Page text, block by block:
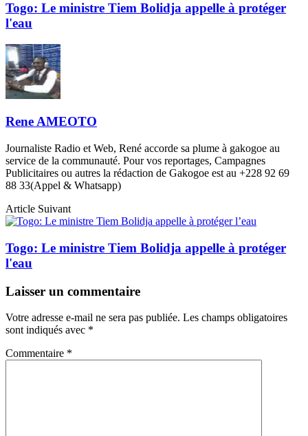
Togo: Le ministre Tiem Bolidja appelle à protéger
l'eau
Rene AMEOTO
Journaliste Radio et Web, René accorde sa plume à gakogoe au
service de la communauté. Pour vos reportages, Campagnes
Publicitaires ou autres la rédaction de Gakogoe est au +228 92 69
88 33(Appel & Whatsapp)
Article Suivant
Togo: Le ministre Tiem Bolidja appelle à protéger
l'eau
Laisser un commentaire
Votre adresse e-mail ne sera pas publiée. Les champs obligatoires
sont indiqués avec *
Commentaire *